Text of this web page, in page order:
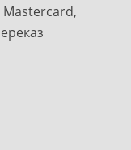
Mastercard,